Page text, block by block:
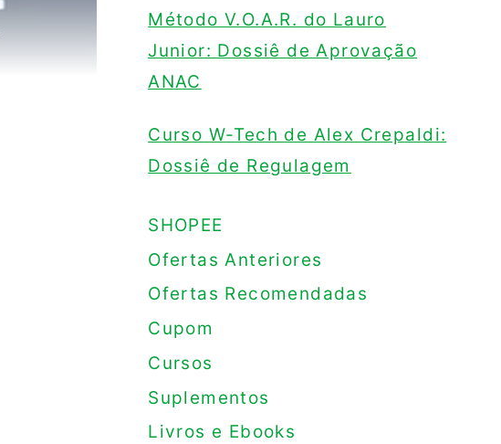
Método V.O.A.R. do Lauro
Junior: Dossiê de Aprovação
ANAC
Curso W-Tech de Alex Crepaldi:
Dossiê de Regulagem
SHOPEE
Ofertas Anteriores
Ofertas Recomendadas
Cupom
Cursos
Suplementos
Livros e Ebooks